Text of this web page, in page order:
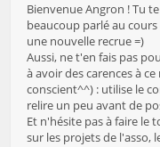
Bienvenue Angron ! Tu
beaucoup parlé au
une nouvelle recrue =)
Aussi, ne t'en fais pas
à avoir des carences à
conscient^^) : utilise le
relire un peu avant de
Et n'hésite pas à faire
sur les projets de l'asso,